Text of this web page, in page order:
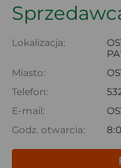
Lokalizacja:
Miasto:
Telefon:
E-mail:
Godz. otwarcia: